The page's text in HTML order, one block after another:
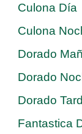
Culona Día
Culona
Dorado
Dorado
Dorado
Fantastica